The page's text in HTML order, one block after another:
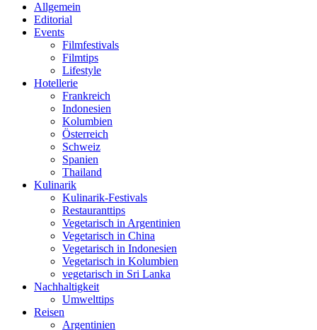
Allgemein
Editorial
Events
Filmfestivals
Filmtips
Lifestyle
Hotellerie
Frankreich
Indonesien
Kolumbien
Österreich
Schweiz
Spanien
Thailand
Kulinarik
Kulinarik-Festivals
Restauranttips
Vegetarisch in Argentinien
Vegetarisch in China
Vegetarisch in Indonesien
Vegetarisch in Kolumbien
vegetarisch in Sri Lanka
Nachhaltigkeit
Umwelttips
Reisen
Argentinien